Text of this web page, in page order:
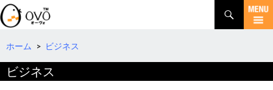
検
索
コ
テ
へ
ホーム > ビジネス
ビジネス